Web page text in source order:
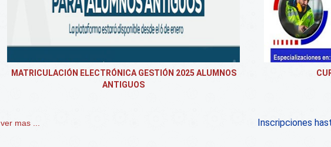
MATRICULACIÓN ELECTRÓNICA GESTIÓN 2025 ALUMNOS
ANTIGUOS
ver mas ... Inscripciones